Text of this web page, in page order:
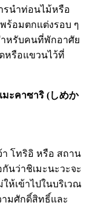
รนำท่อนไม้หรือ
ร้อมตกแต่งรอบ ๆ
หรับคนที่พักอาศัย
หรือแขวนไว้ที่
มะคาซาริ (しめか
า โทริอิ หรือ สถาน
นว่าชิเมะนะวะจะ
ห้เข้าไปในบริเวณ
มศักดิ์สิทธิ์และ